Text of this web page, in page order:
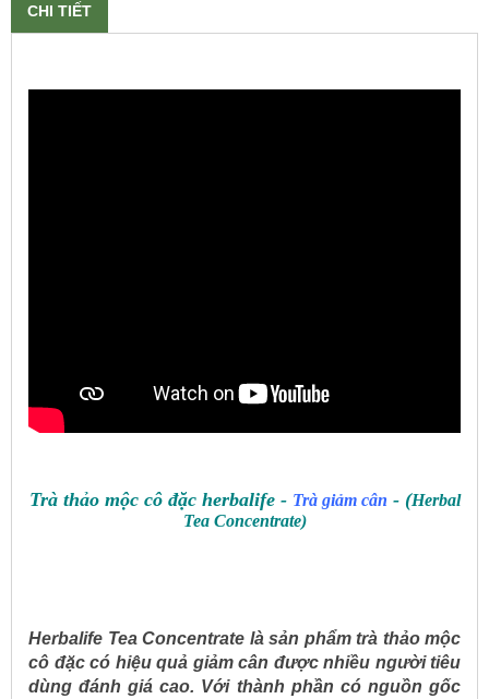
CHI TIẾT
Trà thảo mộc cô đặc herbalife - Trà giảm cân - (Herbal
Tea Concentrate)
Herbalife Tea Concentrate là sản phẩm trà thảo mộc
cô đặc có hiệu quả giảm cân được nhiều người tiêu
dùng đánh giá cao. Với thành phần có nguồn gốc